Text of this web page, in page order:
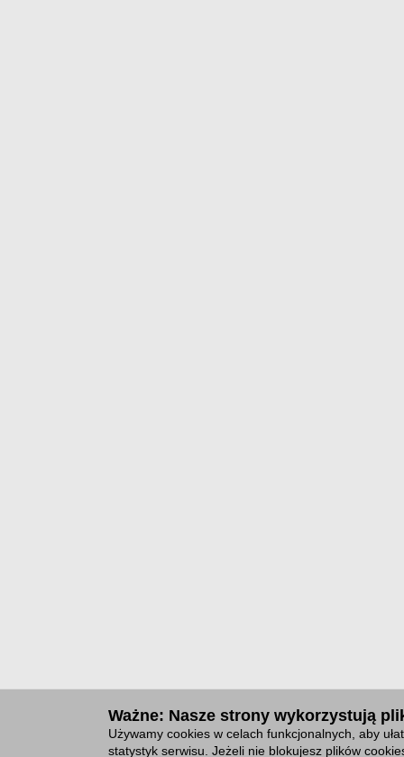
Ważne: Nasze strony wykorzystują
Używamy cookies w celach funkcjonalnych, aby
statystyk serwisu. Jeżeli nie blokujesz plików